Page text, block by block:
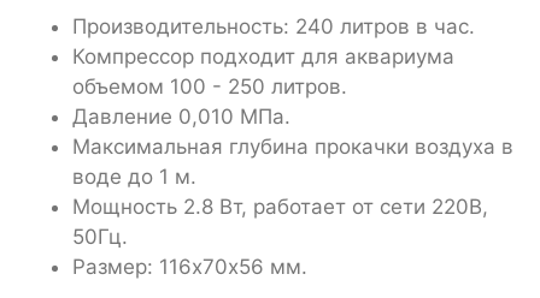
Производительность: 240 литров в час.
Компрессор подходит для аквариума
объемом 100 - 250 литров.
Давление 0,010 МПа.
Максимальная глубина прокачки воздуха в
воде до 1 м.
Мощность 2.8 Вт, работает от сети 220В,
50Гц.
Размер: 116х70х56 мм.